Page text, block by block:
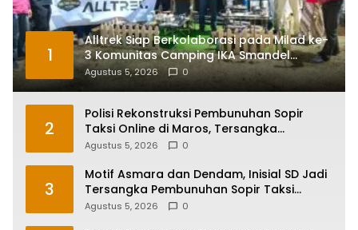
1
Alltrek Siap Berkolaborasi pada Milad ke-
3 Komunitas Camping IKA Smandel
Makassar di Malino
Agustus 5, 2026 0
2
Polisi Rekonstruksi Pembunuhan Sopir
Taksi Online di Maros, Tersangka
Peragakan 24 Adegan
Agustus 5, 2026 0
3
Motif Asmara dan Dendam, Inisial SD Jadi
Tersangka Pembunuhan Sopir Taksi
Online di Maros
Agustus 5, 2026 0